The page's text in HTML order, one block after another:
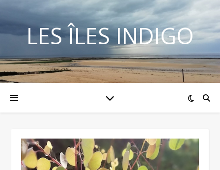
LES ÎLES INDIGO